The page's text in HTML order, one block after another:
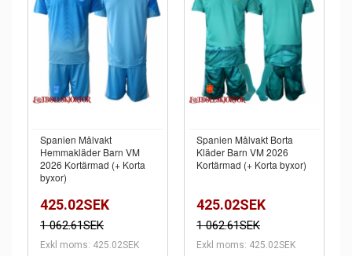
Spanien Målvakt
Hemmakläder Barn VM
2026 Kortärmad (+ Korta
byxor)
425.02SEK
1 062.61SEK
Exkl moms: 425.02SEK
Spanien Målvakt Borta
Kläder Barn VM 2026
Kortärmad (+ Korta byxor)
425.02SEK
1 062.61SEK
Exkl moms: 425.02SEK